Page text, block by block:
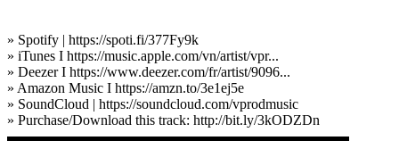
» Spotify | https://spoti.fi/377Fy9k
» iTunes I https://music.apple.com/vn/artist/vpr...
» Deezer I https://www.deezer.com/fr/artist/9096...
» Amazon Music I https://amzn.to/3e1ej5e
» SoundCloud | https://soundcloud.com/vprodmusic
» Purchase/Download this track: http://bit.ly/3kODZDn
▬▬▬▬▬▬▬▬▬▬▬▬▬▬▬▬▬▬▬▬▬▬▬▬